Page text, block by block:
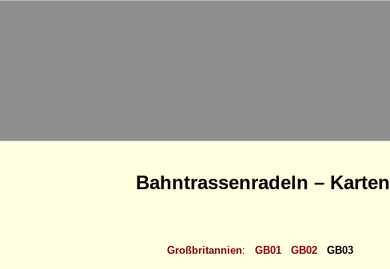
Bahntrassenradeln – Karten
Großbritannien: GB01 GB02 GB03